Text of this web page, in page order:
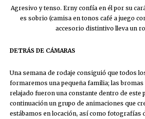
Agresivo y tenso. Erny confía en él por su
es sobrio (camisa en tonos café a juego
accesorio distintivo lleva un
DETRÁS DE CÁMARAS
Una semana de rodaje consiguió que todos
formaremos una pequeña familia; las bromas
relajado fueron una constante dentro de este
continuación un grupo de animaciones que
estábamos en locación, así como fotografías